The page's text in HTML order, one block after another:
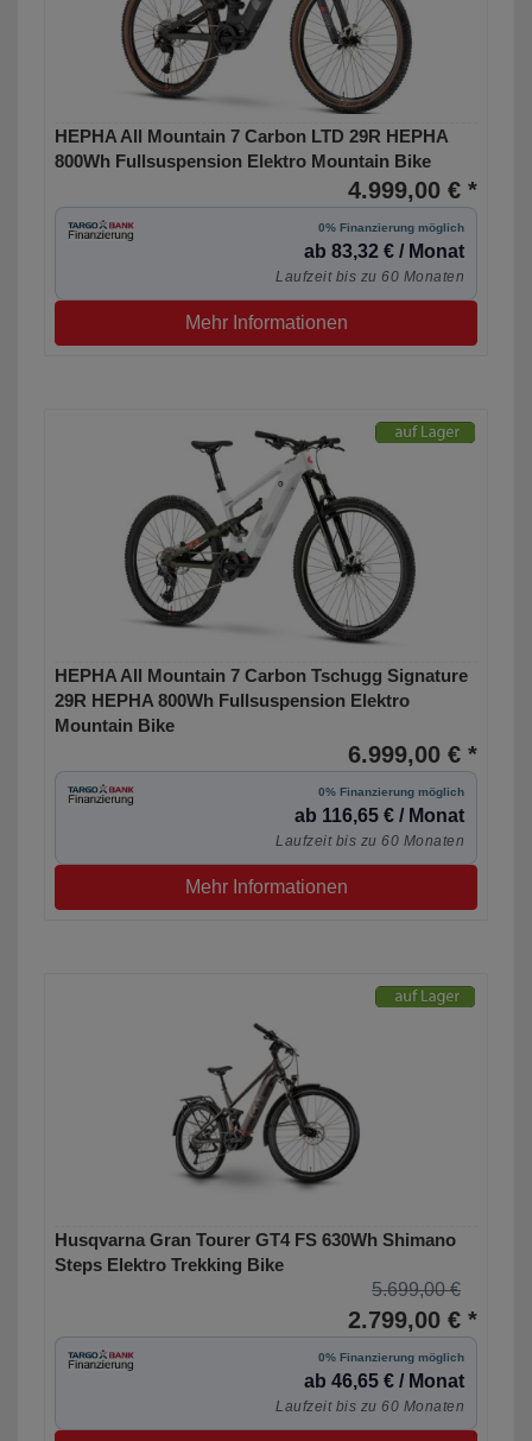
HEPHA All Mountain 7 Carbon LTD 29R HEPHA
800Wh Fullsuspension Elektro Mountain Bike
4.999,00 € *
0% Finanzierung möglich
ab 83,32 € / Monat
Laufzeit bis zu 60 Monaten
Mehr Informationen
HEPHA All Mountain 7 Carbon Tschugg Signature
29R HEPHA 800Wh Fullsuspension Elektro
Mountain Bike
6.999,00 € *
0% Finanzierung möglich
ab 116,65 € / Monat
Laufzeit bis zu 60 Monaten
Mehr Informationen
Husqvarna Gran Tourer GT4 FS 630Wh Shimano
Steps Elektro Trekking Bike
5.699,00 €
2.799,00 € *
0% Finanzierung möglich
ab 46,65 € / Monat
Laufzeit bis zu 60 Monaten